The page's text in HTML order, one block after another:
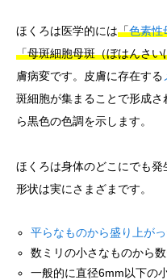
ほくろは医学的には「色素性
「母斑細胞母斑（ぼはんさい
膚病変です。皮膚に存在する
斑細胞が集まることで形成
ら黒色の色調を示します。
ほくろは身体のどこにでも
形状は実にさまざまです。
平らなものから盛り上が
数ミリの小さなものから
一般的に直径6mm以下の